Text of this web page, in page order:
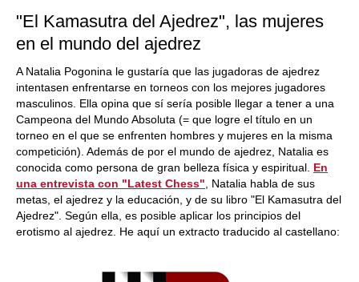
"El Kamasutra del Ajedrez", las mujeres
en el mundo del ajedrez
A Natalia Pogonina le gustaría que las jugadoras de ajedrez
intentasen enfrentarse en torneos con los mejores jugadores
masculinos. Ella opina que sí sería posible llegar a tener a una
Campeona del Mundo Absoluta (= que logre el título en un
torneo en el que se enfrenten hombres y mujeres en la misma
competición). Además de por el mundo de ajedrez, Natalia es
conocida como persona de gran belleza física y espiritual. En
una entrevista con "Latest Chess" , Natalia habla de sus
metas, el ajedrez y la educación, y de su libro "El Kamasutra del
Ajedrez". Según ella, es posible aplicar los principios del
erotismo al ajedrez. He aquí un extracto traducido al castellano: